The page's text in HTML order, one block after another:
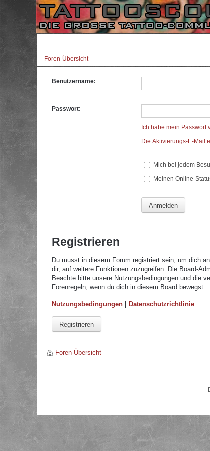
Foren-Übersicht
Benutzername:
Passwort:
Ich habe mein Passwort
Die Aktivierungs-E-Mail
Mich bei jedem
Meinen Online-
Registrieren
Du musst in diesem Forum registriert sein, um dich
dir, auf weitere Funktionen zuzugreifen. Die Board-
Beachte bitte unsere Nutzungsbedingungen und die
Forenregeln, wenn du dich in diesem Board bewegst.
Nutzungsbedingungen | Datenschutzrichtlinie
Registrieren
Foren-Übersicht